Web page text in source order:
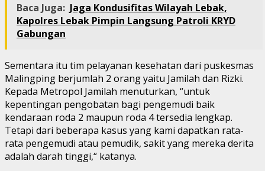
Baca Juga: Jaga Kondusifitas Wilayah Lebak,
Kapolres Lebak Pimpin Langsung Patroli KRYD
Gabungan
Sementara itu tim pelayanan kesehatan dari puskesmas
Malingping berjumlah 2 orang yaitu Jamilah dan Rizki.
Kepada Metropol Jamilah menuturkan, “untuk
kepentingan pengobatan bagi pengemudi baik
kendaraan roda 2 maupun roda 4 tersedia lengkap.
Tetapi dari beberapa kasus yang kami dapatkan rata-
rata pengemudi atau pemudik, sakit yang mereka derita
adalah darah tinggi,“ katanya.